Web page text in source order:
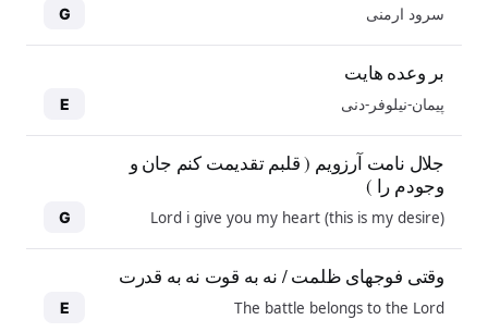
سرود ارمنی G
بر وعده هایت
پیمان-نیلوفر-دنی E
جلال نامت آرزویم ( قلبم تقدیمت کنم جان و
وجودم را )
Lord i give you my heart (this is my desire)
G
وقتی فوجهای ظلمت / نه به قوت نه به قدرت
The battle belongs to the Lord
E